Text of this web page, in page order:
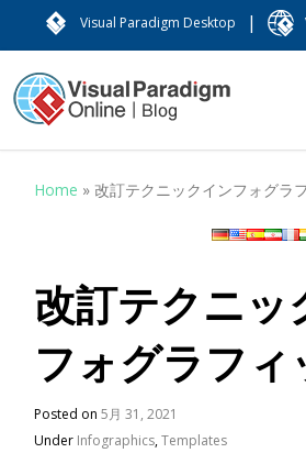
Visual Paradigm Desktop |
Home »改訂テクニックインフォグラ
改訂テクニッ
フォグラフィ
Posted on5月 31, 2021
Under Infographics,Templates